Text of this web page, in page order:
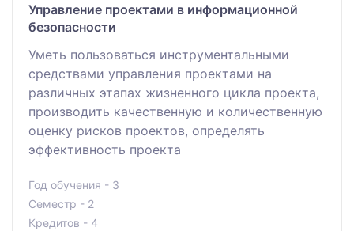
Управление проектами в информационной
безопасности
Уметь пользоваться инструментальными
средствами управления проектами на
различных этапах жизненного цикла проекта,
производить качественную и количественную
оценку рисков проектов, определять
эффективность проекта
Год обучения - 3
Семестр - 2
Кредитов - 4